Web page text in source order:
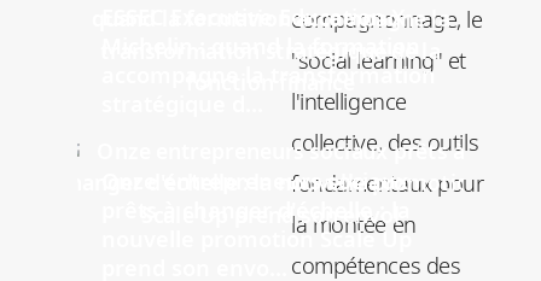
compagnonnage, le
"social learning" et
l'intelligence
collective, des outils
fondamentaux pour
la montée en
compétences des
ESSEC Executive Education X
Michelin : quand la formation
accompagne la transformation
Onze entrepreneurs sociaux
prêts à changer d'échelle : la
nouvelle promotion Scale Up